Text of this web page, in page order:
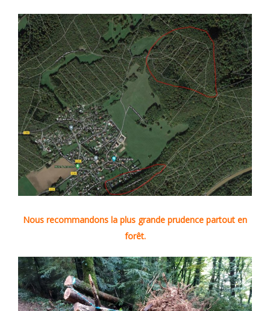
Nous recommandons la plus grande prudence partout en
forêt.